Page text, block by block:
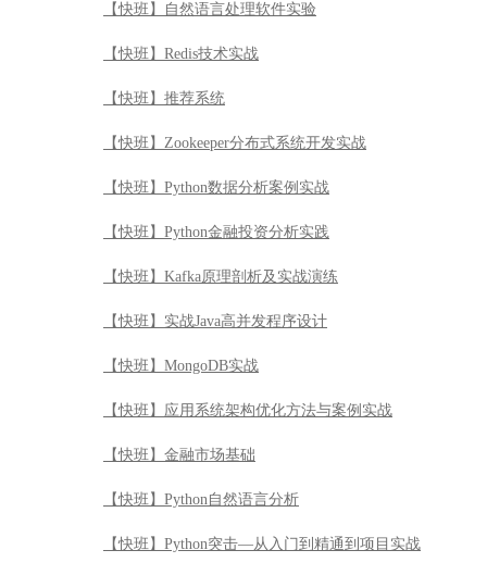
【快班】自然语言处理软件实验
【快班】Redis技术实战
【快班】推荐系统
【快班】Zookeeper分布式系统开发实战
【快班】Python数据分析案例实战
【快班】Python金融投资分析实践
【快班】Kafka原理剖析及实战演练
【快班】实战Java高并发程序设计
【快班】MongoDB实战
【快班】应用系统架构优化方法与案例实战
【快班】金融市场基础
【快班】Python自然语言分析
【快班】Python突击—从入门到精通到项目实战